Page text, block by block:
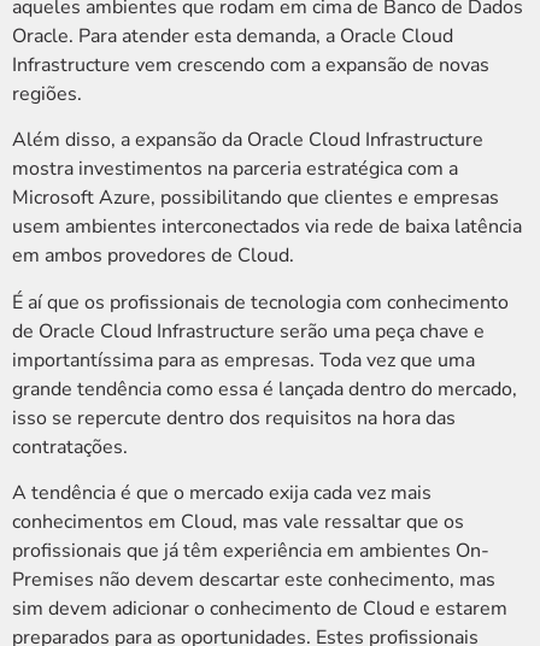
aqueles ambientes que rodam em cima de Banco de Dados
Oracle. Para atender esta demanda, a Oracle Cloud
Infrastructure vem crescendo com a expansão de novas
regiões.
Além disso, a expansão da Oracle Cloud Infrastructure
mostra investimentos na parceria estratégica com a
Microsoft Azure, possibilitando que clientes e empresas
usem ambientes interconectados via rede de baixa latência
em ambos provedores de Cloud.
É aí que os profissionais de tecnologia com conhecimento
de Oracle Cloud Infrastructure serão uma peça chave e
importantíssima para as empresas. Toda vez que uma
grande tendência como essa é lançada dentro do mercado,
isso se repercute dentro dos requisitos na hora das
contratações.
A tendência é que o mercado exija cada vez mais
conhecimentos em Cloud, mas vale ressaltar que os
profissionais que já têm experiência em ambientes On-
Premises não devem descartar este conhecimento, mas
sim devem adicionar o conhecimento de Cloud e estarem
preparados para as oportunidades. Estes profissionais